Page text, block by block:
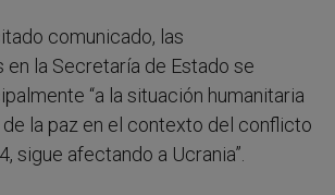
comunicado, las
la Secretaría de Estado se
“a la situación humanitaria
de la paz en el contexto del conflicto
sigue afectando a Ucrania”.